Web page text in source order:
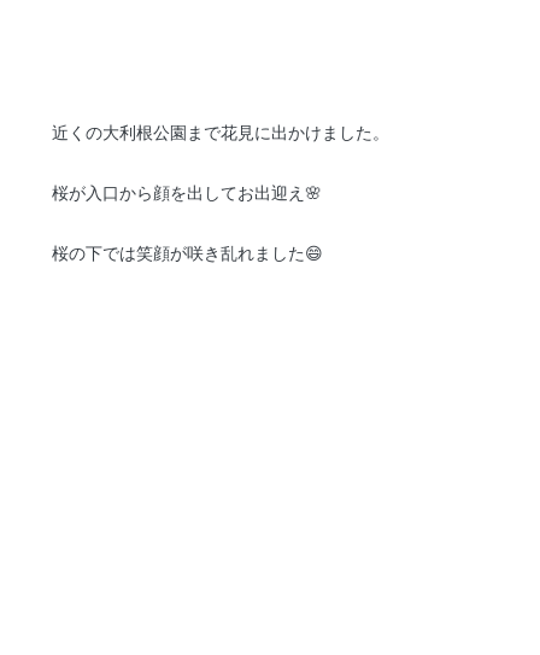
近くの大利根公園まで花見に出かけました。
桜が入口から顔を出してお出迎え🌸
桜の下では笑顔が咲き乱れました😄